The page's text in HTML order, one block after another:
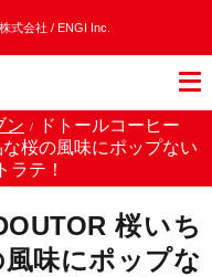
式会社 / ENGI Inc.
ン /
ドトールコーヒー
桜の風味にポップない
ラテ！
桜いち
味にポップな